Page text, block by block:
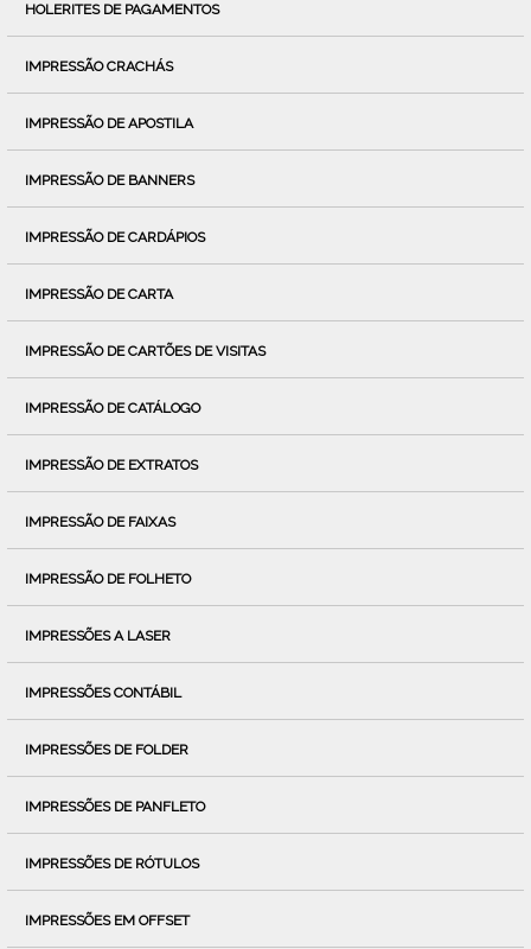
HOLERITES DE PAGAMENTOS
IMPRESSÃO CRACHÁS
IMPRESSÃO DE APOSTILA
IMPRESSÃO DE BANNERS
IMPRESSÃO DE CARDÁPIOS
IMPRESSÃO DE CARTA
IMPRESSÃO DE CARTÕES DE VISITAS
IMPRESSÃO DE CATÁLOGO
IMPRESSÃO DE EXTRATOS
IMPRESSÃO DE FAIXAS
IMPRESSÃO DE FOLHETO
IMPRESSÕES A LASER
IMPRESSÕES CONTÁBIL
IMPRESSÕES DE FOLDER
IMPRESSÕES DE PANFLETO
IMPRESSÕES DE RÓTULOS
IMPRESSÕES EM OFFSET